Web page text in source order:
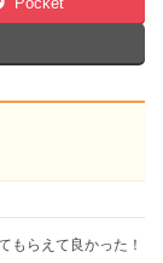
Pocket
もらえて良かった！